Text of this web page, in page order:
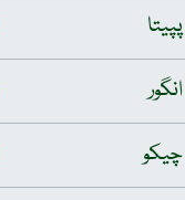
پپیتا
انگور
چیکو